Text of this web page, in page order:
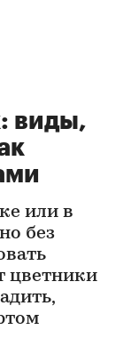
виды,
или в
без
цветники